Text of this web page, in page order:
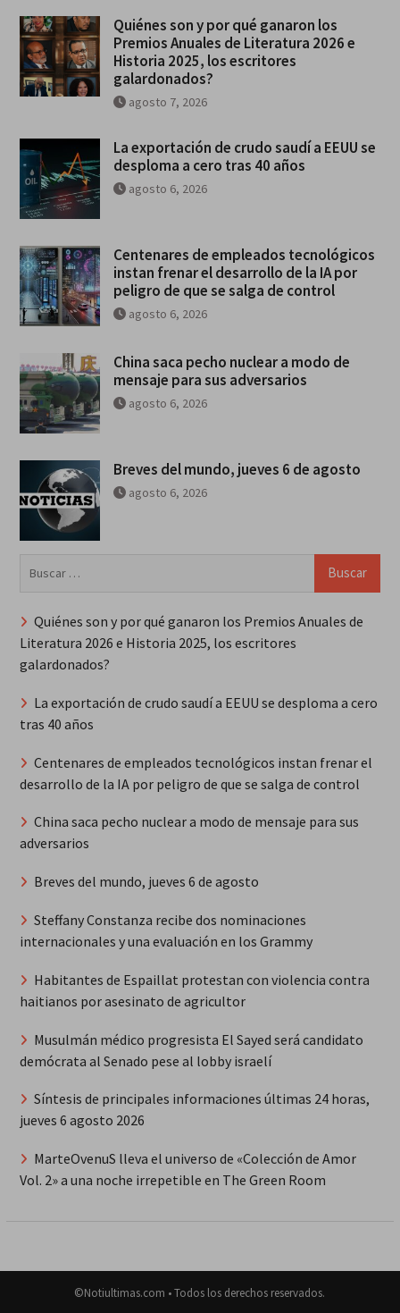
Quiénes son y por qué ganaron los
Premios Anuales de Literatura 2026 e
Historia 2025, los escritores
galardonados?
agosto 7, 2026
La exportación de crudo saudí a EEUU se
desploma a cero tras 40 años
agosto 6, 2026
Centenares de empleados tecnológicos
instan frenar el desarrollo de la IA por
peligro de que se salga de control
agosto 6, 2026
China saca pecho nuclear a modo de
mensaje para sus adversarios
agosto 6, 2026
Breves del mundo, jueves 6 de agosto
agosto 6, 2026
Quiénes son y por qué ganaron los Premios Anuales de
Literatura 2026 e Historia 2025, los escritores
galardonados?
La exportación de crudo saudí a EEUU se desploma a cero
tras 40 años
Centenares de empleados tecnológicos instan frenar el
desarrollo de la IA por peligro de que se salga de control
China saca pecho nuclear a modo de mensaje para sus
adversarios
Breves del mundo, jueves 6 de agosto
Steffany Constanza recibe dos nominaciones
internacionales y una evaluación en los Grammy
Habitantes de Espaillat protestan con violencia contra
haitianos por asesinato de agricultor
Musulmán médico progresista El Sayed será candidato
demócrata al Senado pese al lobby israelí
Síntesis de principales informaciones últimas 24 horas,
jueves 6 agosto 2026
MarteOvenuS lleva el universo de «Colección de Amor
Vol. 2» a una noche irrepetible en The Green Room
©Notiultimas.com • Todos los derechos reservados.